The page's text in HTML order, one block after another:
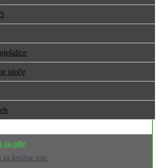
ploče
za pile
za kružne pile